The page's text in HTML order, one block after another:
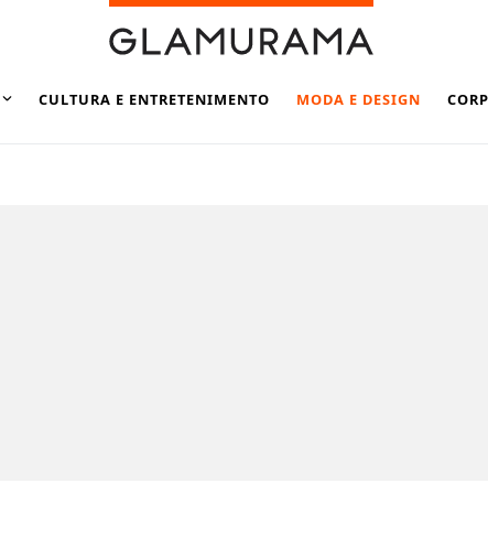
CULTURA E ENTRETENIMENTO MODA E DESIGN